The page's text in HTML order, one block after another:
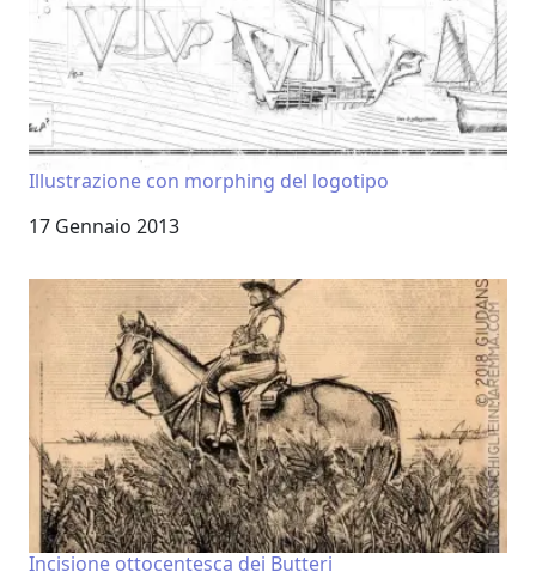
Illustrazione con morphing del logotipo
Data
17 Gennaio 2013
Incisione ottocentesca dei Butteri